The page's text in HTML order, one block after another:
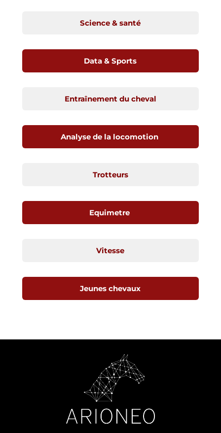
Science & santé
Data & Sports
Entraînement du cheval
Analyse de la locomotion
Trotteurs
Equimetre
Vitesse
Jeunes chevaux